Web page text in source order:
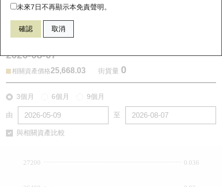
未來7日不再顯示本免責聲明。
確認 取消
59992 瑞銀熊證 HSI 恒生指數
2026-08-07
相關資產價格25,668.03 街貨量 0
3個月 6個月 9個月
由 至
與相關資產比較
0.036
27200
即將到期認股證
認股證到期結算價查詢
認股證分析儀
認股證/牛熊證日誌
牛熊證街貨分佈圖
正股牛熊證列表
新發行瑞銀牛熊證
牛熊證到期結算價查詢
十天股證佔大市成交
資金流
街貨統計
恒指成份股
國指成份股
科指成份股
中資ETFs溢價比較
講座及教育短片
認股證投資者教育
牛熊證投資者教育